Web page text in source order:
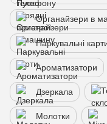
Органайзери в
Паркувальні
Ароматизатори
Дзеркала
Молотки